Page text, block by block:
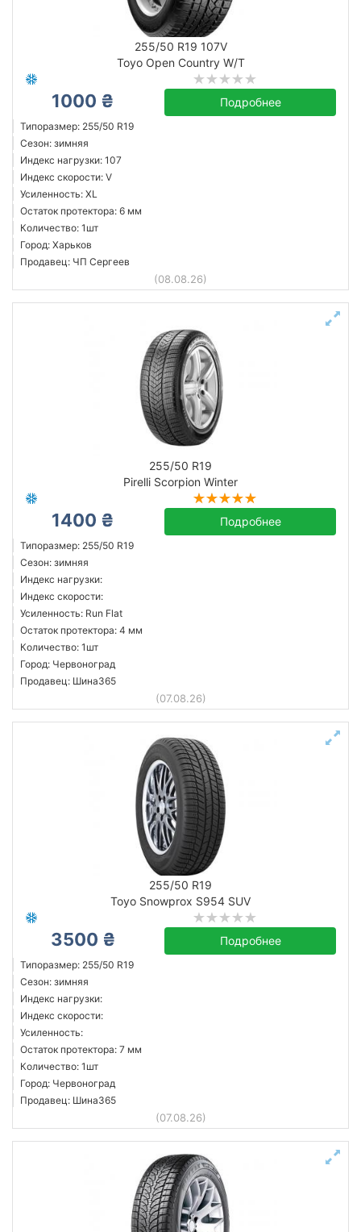
255/50 R19 107V
Toyo Open Country W/T
1000 ₴ Подробнее
Типоразмер: 255/50 R19
Сезон: зимняя
Индекс нагрузки: 107
Индекс скорости: V
Усиленность: XL
Остаток протектора: 6 мм
Количество: 1шт
Город: Харьков
Продавец: ЧП Сергеев
(08.08.26)
255/50 R19
Pirelli Scorpion Winter
1400 ₴ Подробнее
Типоразмер: 255/50 R19
Сезон: зимняя
Индекс нагрузки:
Индекс скорости:
Усиленность: Run Flat
Остаток протектора: 4 мм
Количество: 1шт
Город: Червоноград
Продавец: Шина365
(07.08.26)
255/50 R19
Toyo Snowprox S954 SUV
3500 ₴ Подробнее
Типоразмер: 255/50 R19
Сезон: зимняя
Индекс нагрузки:
Индекс скорости:
Усиленность:
Остаток протектора: 7 мм
Количество: 1шт
Город: Червоноград
Продавец: Шина365
(07.08.26)